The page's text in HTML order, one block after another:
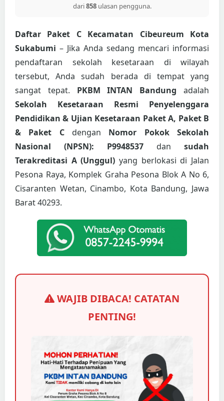
dari858ulasan pengguna.
Daftar Paket C Kecamatan Cibeureum Kota
Sukabumi – Jika Anda sedang mencari informasi
pendaftaran sekolah kesetaraan di wilayah
tersebut, Anda sudah berada di tempat yang
sangat tepat. PKBM INTAN Bandung adalah
Sekolah Kesetaraan Resmi Penyelenggara
Pendidikan & Ujian Kesetaraan Paket A, Paket B
& Paket Cdengan Nomor Pokok Sekolah
Nasional (NPSN): P9948537 dan sudah
Terakreditasi A (Unggul) yang berlokasi di Jalan
Pesona Raya, Komplek Graha Pesona Blok A No 6,
Cisaranten Wetan, Cinambo, Kota Bandung, Jawa
Barat 40293.
WAJIB DIBACA! CATATAN
PENTING!